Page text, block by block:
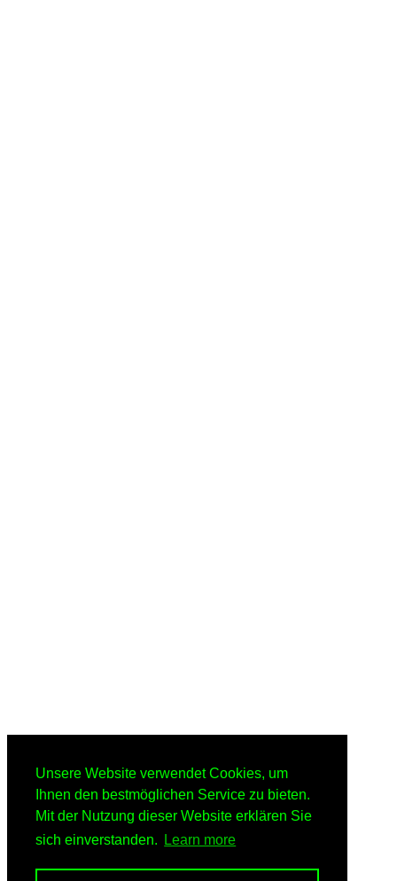
Unsere Website verwendet Cookies, um
Ihnen den bestmöglichen Service zu bieten.
Mit der Nutzung dieser Website erklären Sie
sich einverstanden.
Learn more